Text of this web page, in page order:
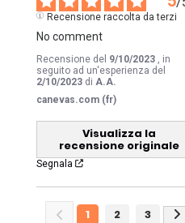
Recensione raccolta da terzi
No comment
Recensione del 9/10/2023
, in
seguito ad un'esperienza del
2/10/2023 di A.A.
canevas.com (fr)
Visualizza la
recensione originale
Segnala
1 2 3